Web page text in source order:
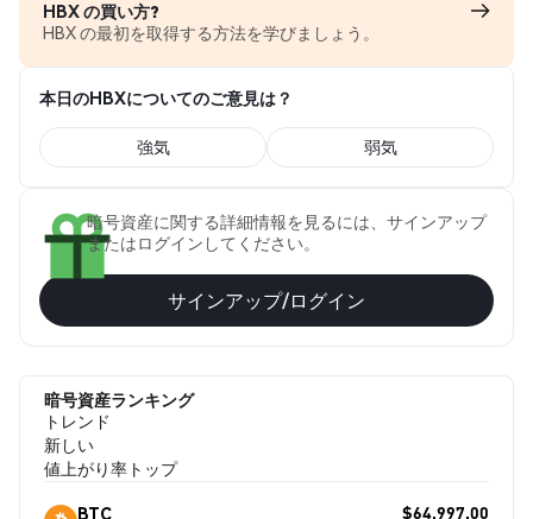
HBX の買い方?
HBX の最初を取得する方法を学びましょう。
本日のHBXについてのご意見は？
強気 弱気
暗号資産に関する詳細情報を見るには、サインアップ
またはログインしてください。
サインアップ/ログイン
暗号資産ランキング
トレンド
新しい
値上がり率トップ
BTC $64,997.00